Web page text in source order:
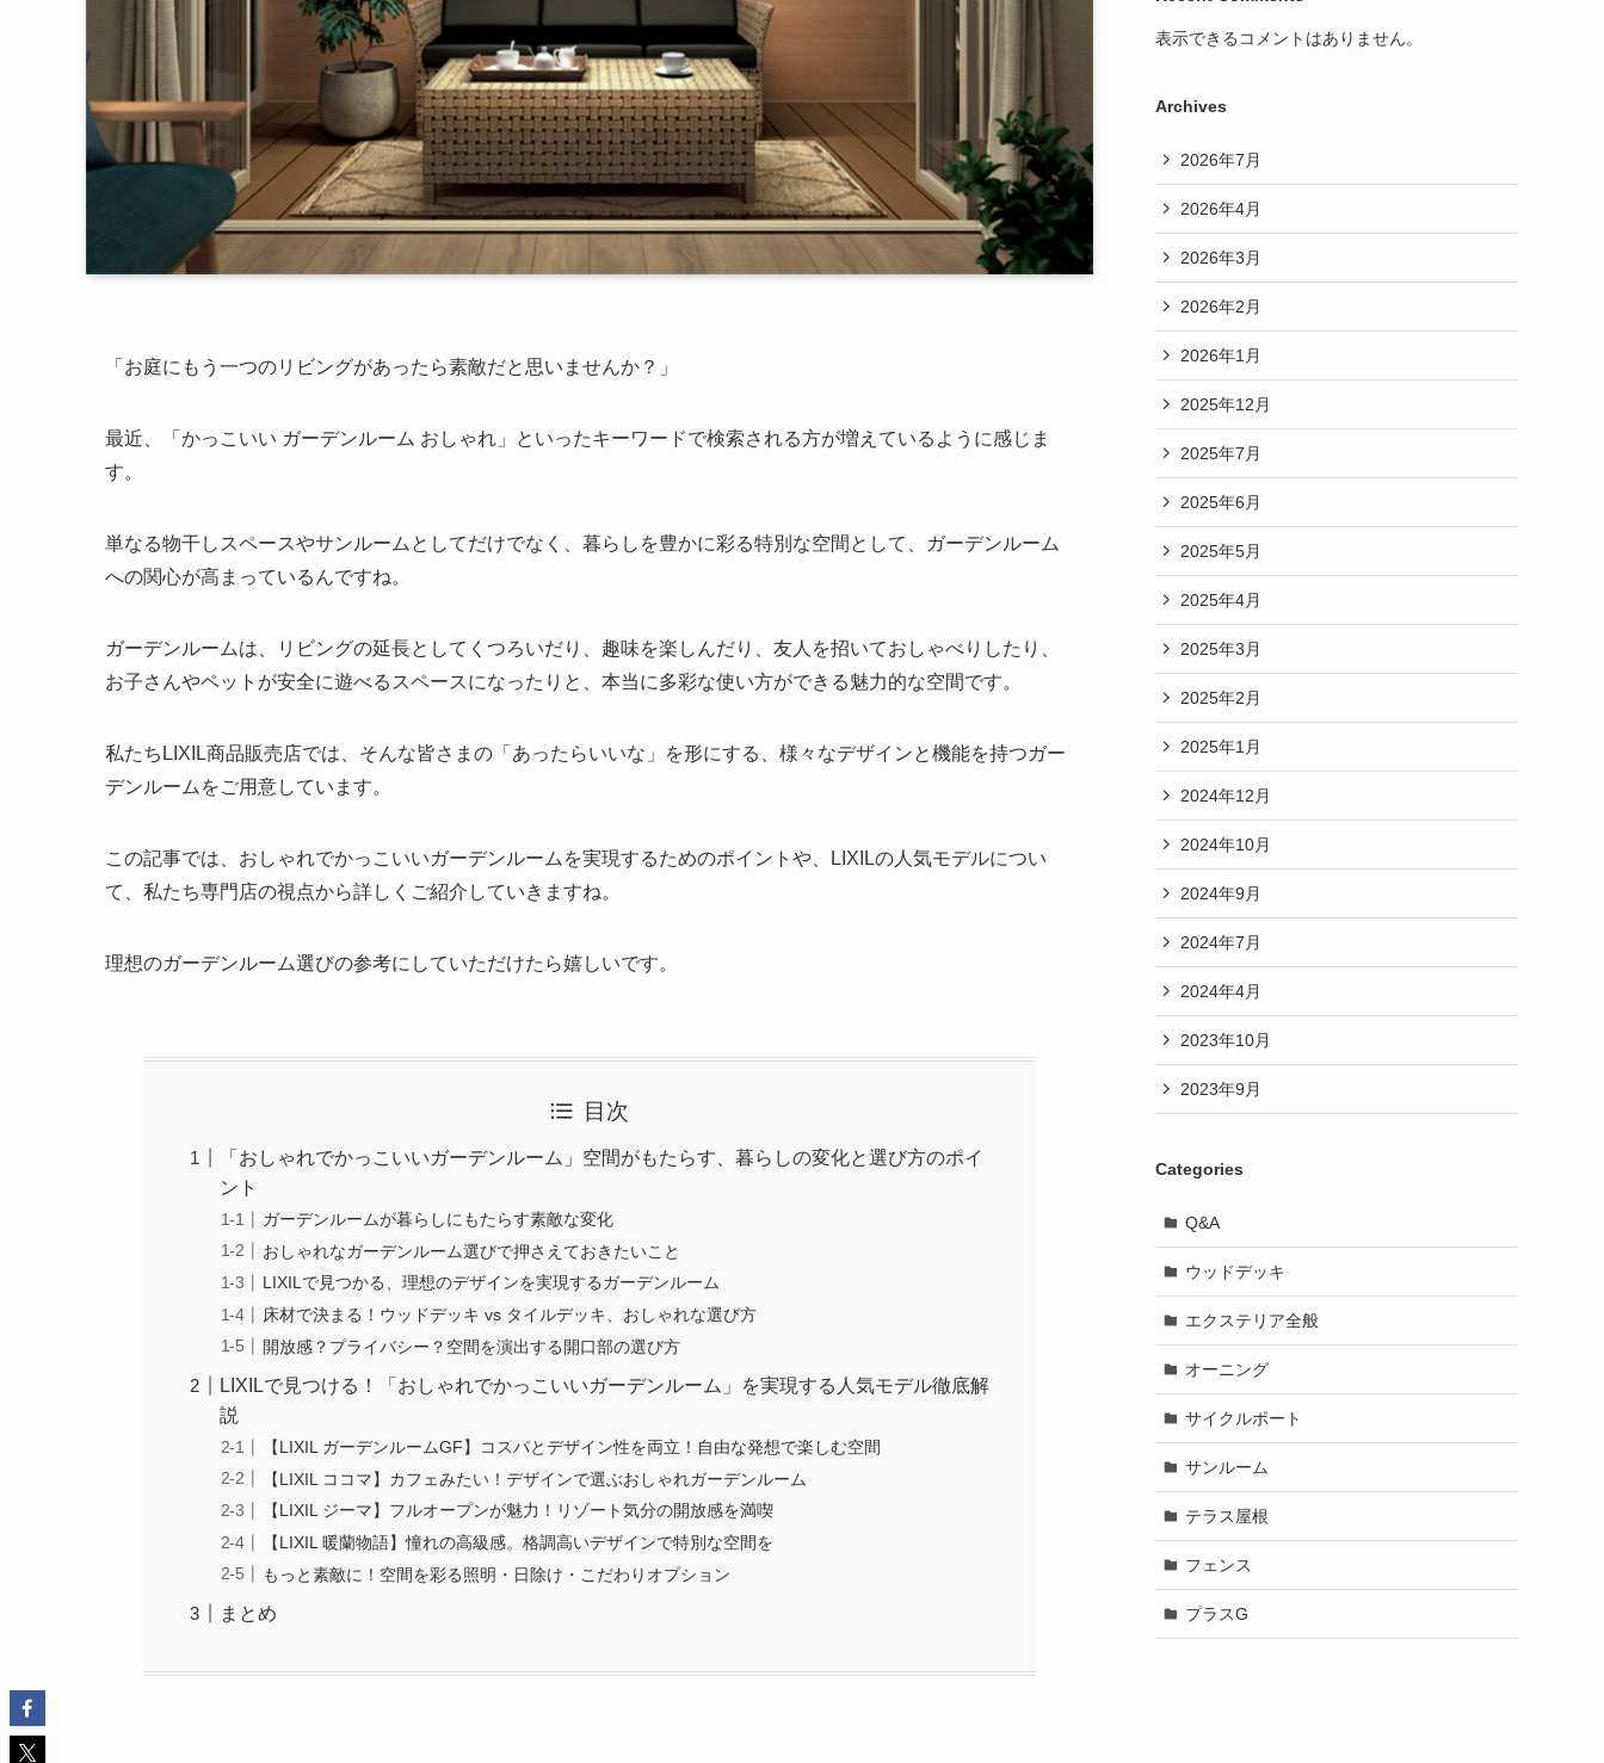
「お庭にもう一つのリビングがあったら素敵だと思いませんか？」
最近、「かっこいい ガーデンルーム おしゃれ」といったキーワードで検索される方が増えているように感じま
す。
単なる物干しスペースやサンルームとしてだけでなく、暮らしを豊かに彩る特別な空間として、ガーデンルーム
への関心が高まっているんですね。
ガーデンルームは、リビングの延長としてくつろいだり、趣味を楽しんだり、友人を招いておしゃべりしたり、
お子さんやペットが安全に遊べるスペースになったりと、本当に多彩な使い方ができる魅力的な空間です。
私たちLIXIL商品販売店では、そんな皆さまの「あったらいいな」を形にする、様々なデザインと機能を持つガー
デンルームをご用意しています。
この記事では、おしゃれでかっこいいガーデンルームを実現するためのポイントや、LIXILの人気モデルについ
て、私たち専門店の視点から詳しくご紹介していきますね。
理想のガーデンルーム選びの参考にしていただけたら嬉しいです。
目次
「おしゃれでかっこいいガーデンルーム」空間がもたらす、暮らしの変化と選び方のポイ
ント
ガーデンルームが暮らしにもたらす素敵な変化
おしゃれなガーデンルーム選びで押さえておきたいこと
LIXILで見つかる、理想のデザインを実現するガーデンルーム
床材で決まる！ウッドデッキ vs タイルデッキ、おしゃれな選び方
開放感？プライバシー？空間を演出する開口部の選び方
LIXILで見つける！「おしゃれでかっこいいガーデンルーム」を実現する人気モデル徹底解
説
【LIXIL ガーデンルームGF】コスパとデザイン性を両立！自由な発想で楽しむ空間
【LIXIL ココマ】カフェみたい！デザインで選ぶおしゃれガーデンルーム
【LIXIL ジーマ】フルオープンが魅力！リゾート気分の開放感を満喫
【LIXIL 暖蘭物語】憧れの高級感。格調高いデザインで特別な空間を
もっと素敵に！空間を彩る照明・日除け・こだわりオプション
まとめ
表示できるコメントはありません。
Archives
2026年7月
2026年4月
2026年3月
2026年2月
2026年1月
2025年12月
2025年7月
2025年6月
2025年5月
2025年4月
2025年3月
2025年2月
2025年1月
2024年12月
2024年10月
2024年9月
2024年7月
2024年4月
2023年10月
2023年9月
Categories
Q&A
ウッドデッキ
エクステリア全般
オーニング
サイクルポート
サンルーム
テラス屋根
フェンス
プラスG